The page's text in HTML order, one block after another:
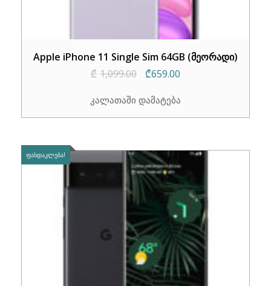
Apple iPhone 11 Single Sim 64GB (მეორადი)
₾ 1,099.00
Original
was:
₾659.00
is:
კალათაში დამატება
ᲤᲐᲡᲓᲐᲙᲚᲔᲑᲐ!